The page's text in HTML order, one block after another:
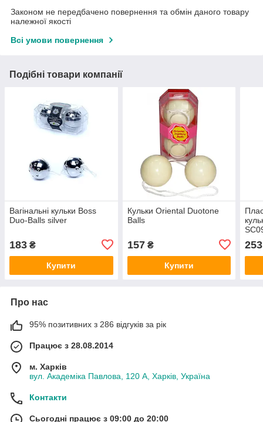
Законом не передбачено повернення та обмін даного товару
належної якості
Всі умови повернення
Подібні товари компанії
Вагінальні кульки Boss
Duo-Balls silver
183 ₴
Купити
Кульки Oriental Duotone
Balls
157₴
Купити
253
Про нас
95% позитивних з 286 відгуків за рік
Працює з 28.08.2014
м. Харків
вул. Академіка Павлова, 120 А, Харків, Україна
Контакти
Сьогодні працює з 09:00 до 20:00